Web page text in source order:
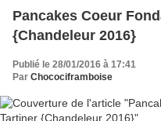
Pancakes Coeur
{Chandeleur 2016}
Publié le 28/01/2016 à 17:41
Par Chocociframboise